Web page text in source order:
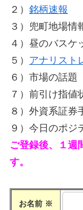
２） 銘柄速報
３）兜町地場情
４）昼のバスケ
５） アナリスト
６）市場の話題
７）前引け指値
８）外資系証券
９）今日のポジ
ご登録後、１週
す。
お名前 ※